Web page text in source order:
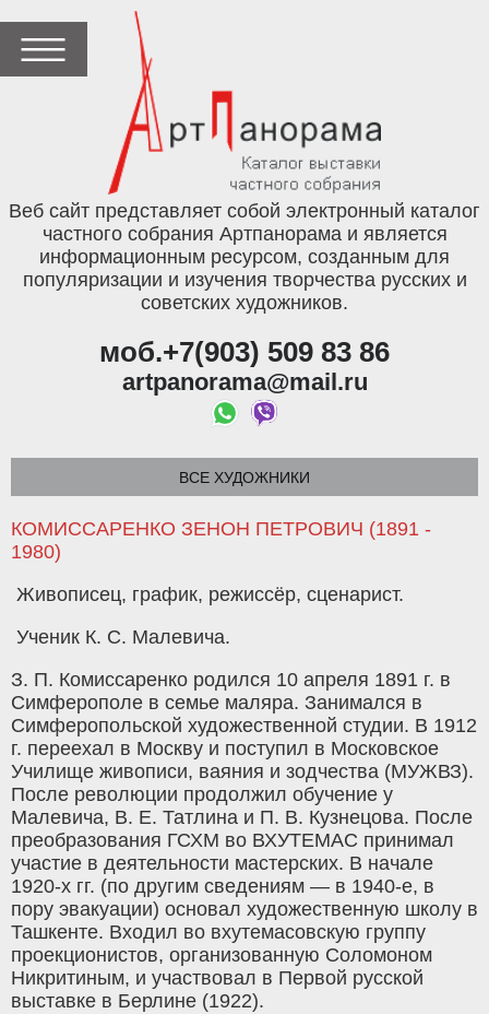
Веб сайт представляет собой электронный каталог
частного собрания Артпанорама и является
информационным ресурсом, созданным для
популяризации и изучения творчества русских и
советских художников.
моб.+7(903) 509 83 86
artpanorama@mail.ru
ВСЕ ХУДОЖНИКИ
КОМИССАРЕНКО ЗЕНОН ПЕТРОВИЧ (1891 -
1980)
Живописец, график, режиссёр, сценарист.
Ученик К. С. Малевича.
З. П. Комиссаренко родился 10 апреля 1891 г. в
Симферополе в семье маляра. Занимался в
Симферопольской художественной студии. В 1912
г. переехал в Москву и поступил в Московское
Училище живописи, ваяния и зодчества (МУЖВЗ).
После революции продолжил обучение у
Малевича, В. Е. Татлина и П. В. Кузнецова. После
преобразования ГСХМ во ВХУТЕМАС принимал
участие в деятельности мастерских. В начале
1920-х гг. (по другим сведениям — в 1940-е, в
пору эвакуации) основал художественную школу в
Ташкенте. Входил во вхутемасовскую группу
проекционистов, организованную Соломоном
Никритиным, и участвовал в Первой русской
выставке в Берлине (1922).